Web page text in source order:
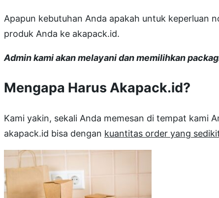
Apapun kebutuhan Anda apakah untuk keperluan
produk Anda ke akapack.id.
Admin kami akan melayani dan memilihkan
Mengapa Harus Akapack.id?
Kami yakin, sekali Anda memesan di tempat kami
akapack.id bisa dengan kuantitas order yang